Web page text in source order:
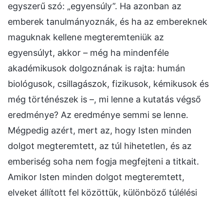
egyszerű szó: „egyensúly”. Ha azonban az
emberek tanulmányoznák, és ha az embereknek
maguknak kellene megteremteniük az
egyensúlyt, akkor – még ha mindenféle
akadémikusok dolgoznának is rajta: humán
biológusok, csillagászok, fizikusok, kémikusok és
még történészek is –, mi lenne a kutatás végső
eredménye? Az eredménye semmi se lenne.
Mégpedig azért, mert az, hogy Isten minden
dolgot megteremtett, az túl hihetetlen, és az
emberiség soha nem fogja megfejteni a titkait.
Amikor Isten minden dolgot megteremtett,
elveket állított fel közöttük, különböző túlélési